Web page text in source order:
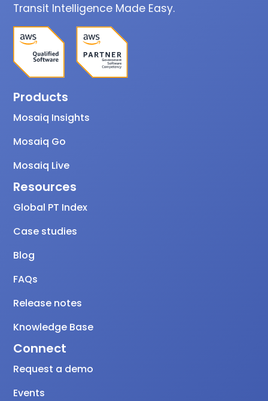
Transit Intelligence Made Easy.
Products
Mosaiq Insights
Mosaiq Go
Mosaiq Live
Resources
Global PT Index
Case studies
Blog
FAQs
Release notes
Knowledge Base
Connect
Request a demo
Events